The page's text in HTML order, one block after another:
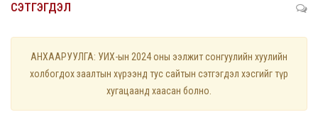
СЭТГЭГДЭЛ
АНХААРУУЛГА: УИХ-ын 2024 оны ээлжит сонгуулийн хуулийн
холбогдох заалтын хүрээнд тус сайтын сэтгэгдэл хэсгийг түр
хугацаанд хаасан болно.